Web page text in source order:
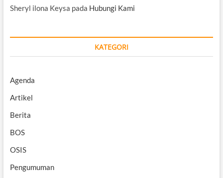
Sheryl ilona Keysa pada Hubungi Kami
KATEGORI
Agenda
Artikel
Berita
BOS
OSIS
Pengumuman